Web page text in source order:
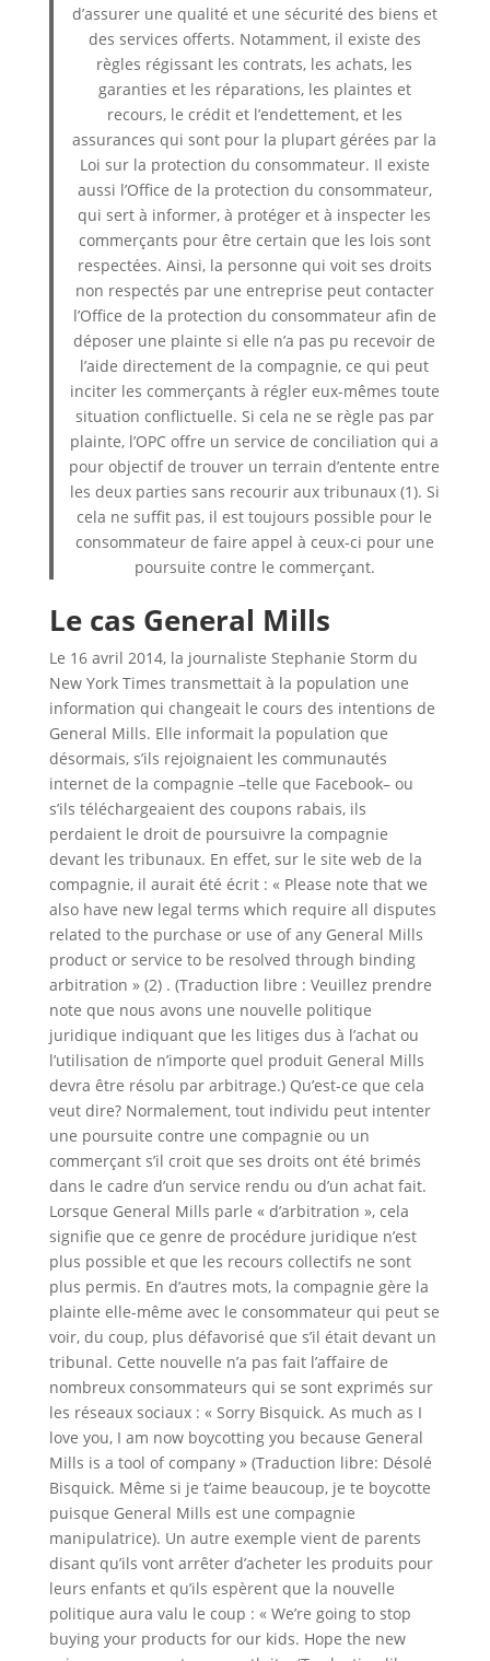
d’assurer une qualité et une sécurité des biens et
des services offerts. Notamment, il existe des
règles régissant les contrats, les achats, les
garanties et les réparations, les plaintes et
recours, le crédit et l’endettement, et les
assurances qui sont pour la plupart gérées par la
Loi sur la protection du consommateur. Il existe
aussi l’Office de la protection du consommateur,
qui sert à informer, à protéger et à inspecter les
commerçants pour être certain que les lois sont
respectées. Ainsi, la personne qui voit ses droits
non respectés par une entreprise peut contacter
l’Office de la protection du consommateur afin de
déposer une plainte si elle n’a pas pu recevoir de
l’aide directement de la compagnie, ce qui peut
inciter les commerçants à régler eux-mêmes toute
situation conflictuelle. Si cela ne se règle pas par
plainte, l’OPC offre un service de conciliation qui a
pour objectif de trouver un terrain d’entente entre
les deux parties sans recourir aux tribunaux (1). Si
cela ne suffit pas, il est toujours possible pour le
consommateur de faire appel à ceux-ci pour une
poursuite contre le commerçant.
Le cas General Mills
Le 16 avril 2014, la journaliste Stephanie Storm du
New York Times transmettait à la population une
information qui changeait le cours des intentions de
General Mills. Elle informait la population que
désormais, s’ils rejoignaient les communautés
internet de la compagnie –telle que Facebook– ou
s’ils téléchargeaient des coupons rabais, ils
perdaient le droit de poursuivre la compagnie
devant les tribunaux. En effet, sur le site web de la
compagnie, il aurait été écrit : « Please note that we
also have new legal terms which require all disputes
related to the purchase or use of any General Mills
product or service to be resolved through binding
arbitration » (2) . (Traduction libre : Veuillez prendre
note que nous avons une nouvelle politique
juridique indiquant que les litiges dus à l’achat ou
l’utilisation de n’importe quel produit General Mills
devra être résolu par arbitrage.) Qu’est-ce que cela
veut dire? Normalement, tout individu peut intenter
une poursuite contre une compagnie ou un
commerçant s’il croit que ses droits ont été brimés
dans le cadre d’un service rendu ou d’un achat fait.
Lorsque General Mills parle « d’arbitration », cela
signifie que ce genre de procédure juridique n’est
plus possible et que les recours collectifs ne sont
plus permis. En d’autres mots, la compagnie gère la
plainte elle-même avec le consommateur qui peut se
voir, du coup, plus défavorisé que s’il était devant un
tribunal. Cette nouvelle n’a pas fait l’affaire de
nombreux consommateurs qui se sont exprimés sur
les réseaux sociaux : « Sorry Bisquick. As much as I
love you, I am now boycotting you because General
Mills is a tool of company » (Traduction libre: Désolé
Bisquick. Même si je t’aime beaucoup, je te boycotte
puisque General Mills est une compagnie
manipulatrice). Un autre exemple vient de parents
disant qu’ils vont arrêter d’acheter les produits pour
leurs enfants et qu’ils espèrent que la nouvelle
politique aura valu le coup : « We’re going to stop
buying your products for our kids. Hope the new